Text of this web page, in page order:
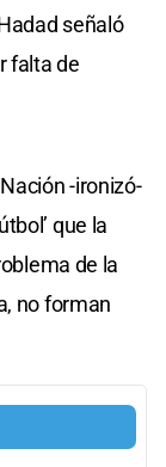
señaló
falta de
-ironizó-
que la
de la
no forman